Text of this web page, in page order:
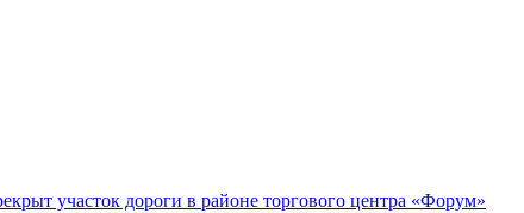
участок дороги в районе торгового центра «Форум»